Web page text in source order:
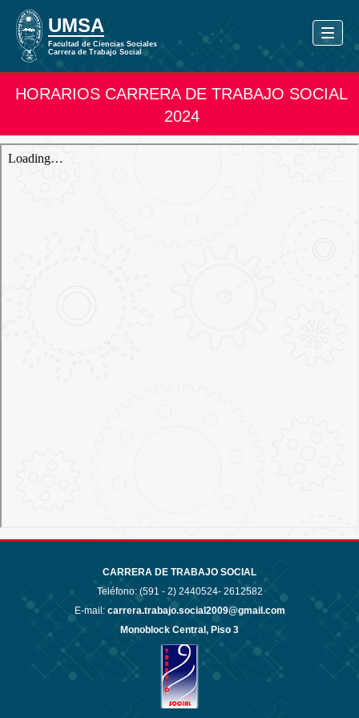
HORARIOS CARRERA DE TRABAJO SOCIAL
2024
CARRERA DE TRABAJO SOCIAL
Teléfono: (591 - 2) 2440524- 2612582
E-mail: carrera.trabajo.social2009@gmail.com
Monoblock Central, Piso 3